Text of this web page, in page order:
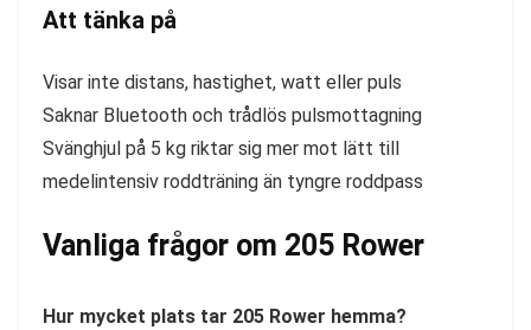
Att tänka på
Visar inte distans, hastighet, watt eller puls
Saknar Bluetooth och trådlös pulsmottagning
Svänghjul på 5 kg riktar sig mer mot lätt till
medelintensiv roddträning än tyngre roddpass
Vanliga frågor om 205 Rower
Hur mycket plats tar 205 Rower hemma?